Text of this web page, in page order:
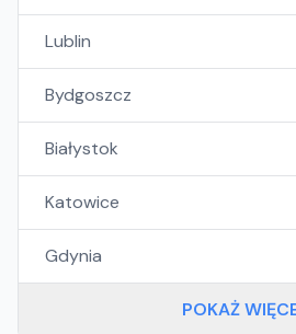
Lublin
Bydgoszcz
Białystok
Katowice
Gdynia
POKAŻ